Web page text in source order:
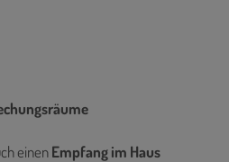
einenEmpfang im Haus